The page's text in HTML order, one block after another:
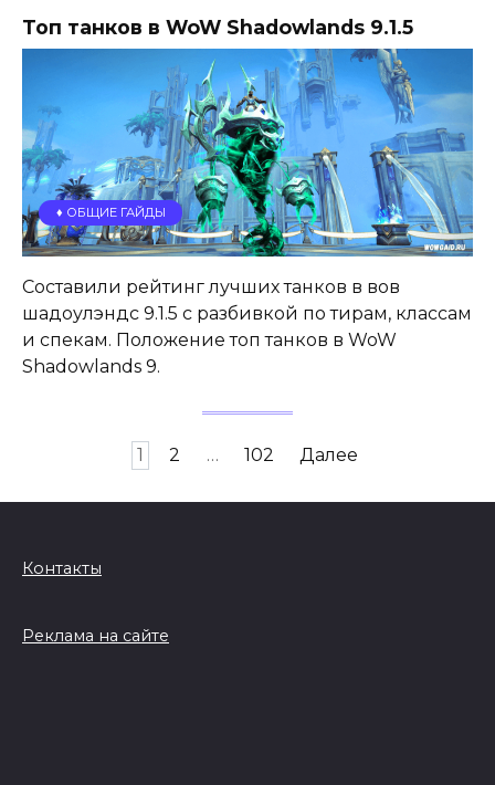
Топ танков в WoW Shadowlands 9.1.5
♦️ ОБЩИЕ ГАЙДЫ
Составили рейтинг лучших танков в вов
шадоулэндс 9.1.5 с разбивкой по тирам, классам
и спекам. Положение топ танков в WoW
Shadowlands 9.
1 2 … 102 Далее
Контакты
Реклама на сайте